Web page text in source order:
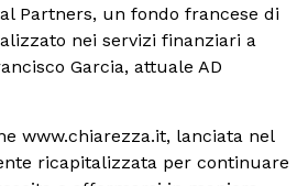
Partners, un fondo francese di
nei servizi finanziari a
Garcia, attuale AD
www.chiarezza.it, lanciata nel
ricapitalizzata per continuare